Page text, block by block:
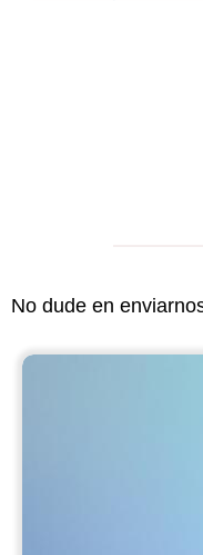
No dude en